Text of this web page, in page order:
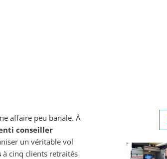
affaire peu banale. À
conseiller
un véritable vol
à cinq clients retraités